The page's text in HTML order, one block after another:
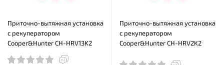
Приточно-вытяжная установка
с рекуператором
Cooper&Hunter CH-HRV13K2
Приточно-вытяжная установка
с рекуператором
Cooper&Hunter CH-HRV2K2